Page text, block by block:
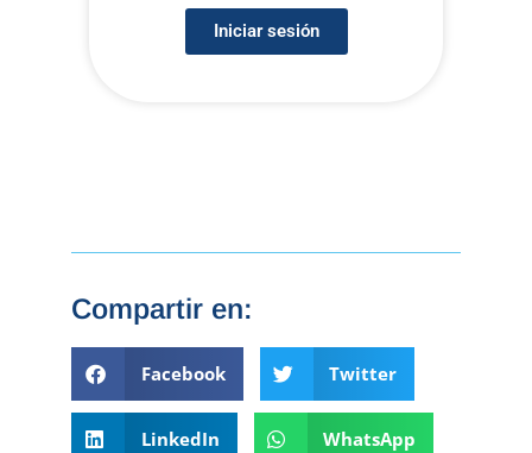
Iniciar sesión
Compartir en:
Facebook Twitter
LinkedIn WhatsApp